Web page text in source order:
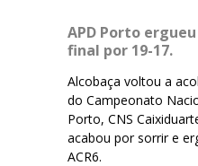
APD Porto
final por 19-17.
Alcobaça voltou a
do Campeonato
Porto, CNS
acabou por sorrir e
ACR6.